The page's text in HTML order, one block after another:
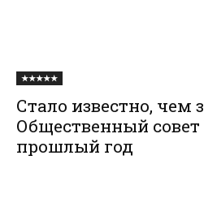
★★★★★
Стало известно, чем
Общественный совет
прошлый год